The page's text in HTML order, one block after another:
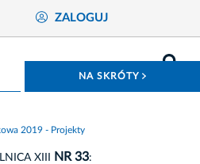
ZALOGUJ
NA SKRÓTY
2019 - Projekty
XIII NR 33: